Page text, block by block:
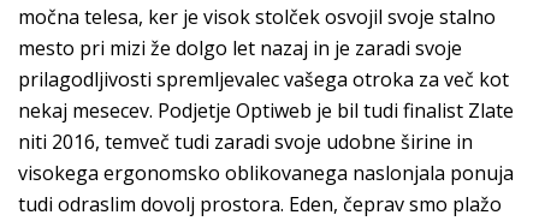
močna telesa, ker je visok stolček osvojil svoje stalno
mesto pri mizi že dolgo let nazaj in je zaradi svoje
prilagodljivosti spremljevalec vašega otroka za več kot
nekaj mesecev. Podjetje Optiweb je bil tudi finalist Zlate
niti 2016, temveč tudi zaradi svoje udobne širine in
visokega ergonomsko oblikovanega naslonjala ponuja
tudi odraslim dovolj prostora. Eden, čeprav smo plažo